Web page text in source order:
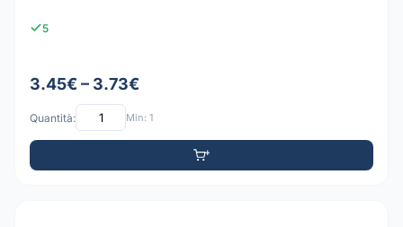
5
3.45€ – 3.73€
Quantità: Min: 1